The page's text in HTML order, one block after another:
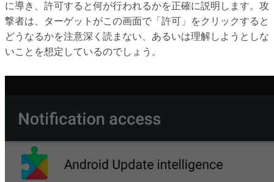
に導き、許可すると何が行われるかを正確に説明します。攻
撃者は、ターゲットがこの画面で「許可」をクリックすると
どうなるかを注意深く読まない、あるいは理解しようとしな
いことを想定しているのでしょう。